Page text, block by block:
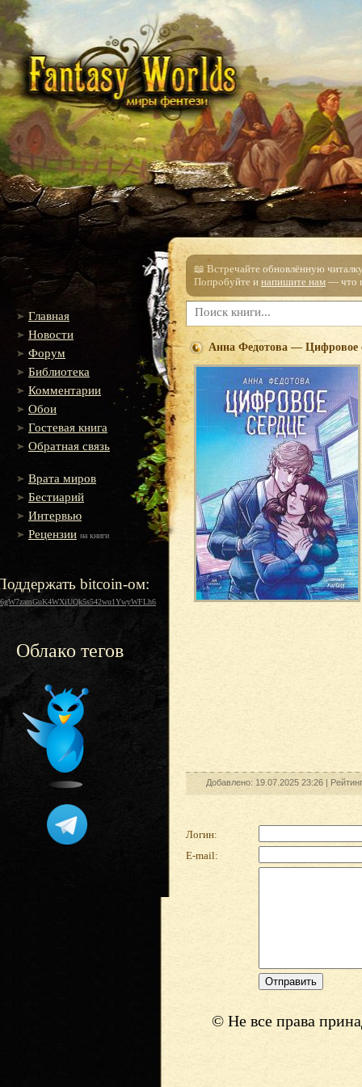
Главная
Новости
Форум
Библиотека
Комментарии
Обои
Гостевая книга
Обратная связь
Врата миров
Бестиарий
Интервью
Рецензии на книги
bitcoin-ом:
Облако тегов
📖 Встречайте обновлённую
Попробуйте и напишите нам — что
Анна Федотова — Цифровое
Добавлено: 19.07.2025 23:26 |
Логин:
E-mail:
© Не все права